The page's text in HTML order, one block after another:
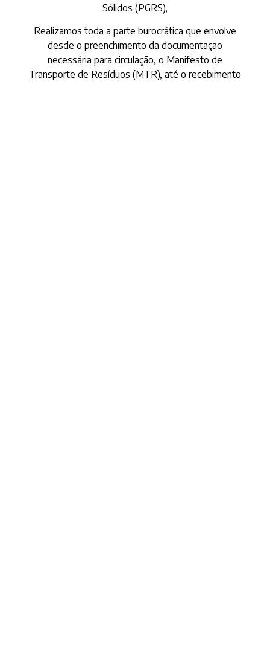
Sólidos (PGRS),
Realizamos toda a parte burocrática que envolve
desde o preenchimento da documentação
necessária para circulação, o Manifesto de
Transporte de Resíduos (MTR), até o recebimento